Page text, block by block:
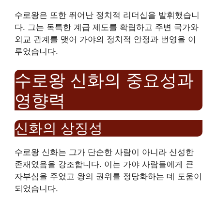
수로왕은 또한 뛰어난 정치적 리더십을 발휘했습니
다. 그는 독특한 계급 제도를 확립하고 주변 국가와
외교 관계를 맺어 가야의 정치적 안정과 번영을 이
루었습니다.
수로왕 신화의 중요성과
영향력
신화의 상징성
수로왕 신화는 그가 단순한 사람이 아니라 신성한
존재였음을 강조합니다. 이는 가야 사람들에게 큰
자부심을 주었고 왕의 권위를 정당화하는 데 도움이
되었습니다.